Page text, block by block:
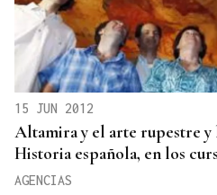
15 JUN 2012
Altamira y el arte rupestre y
Historia española, en los
AGENCIAS